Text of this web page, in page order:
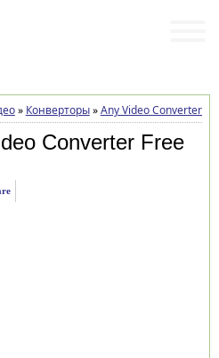
» Конверторы»Any Video Converter
Converter Free